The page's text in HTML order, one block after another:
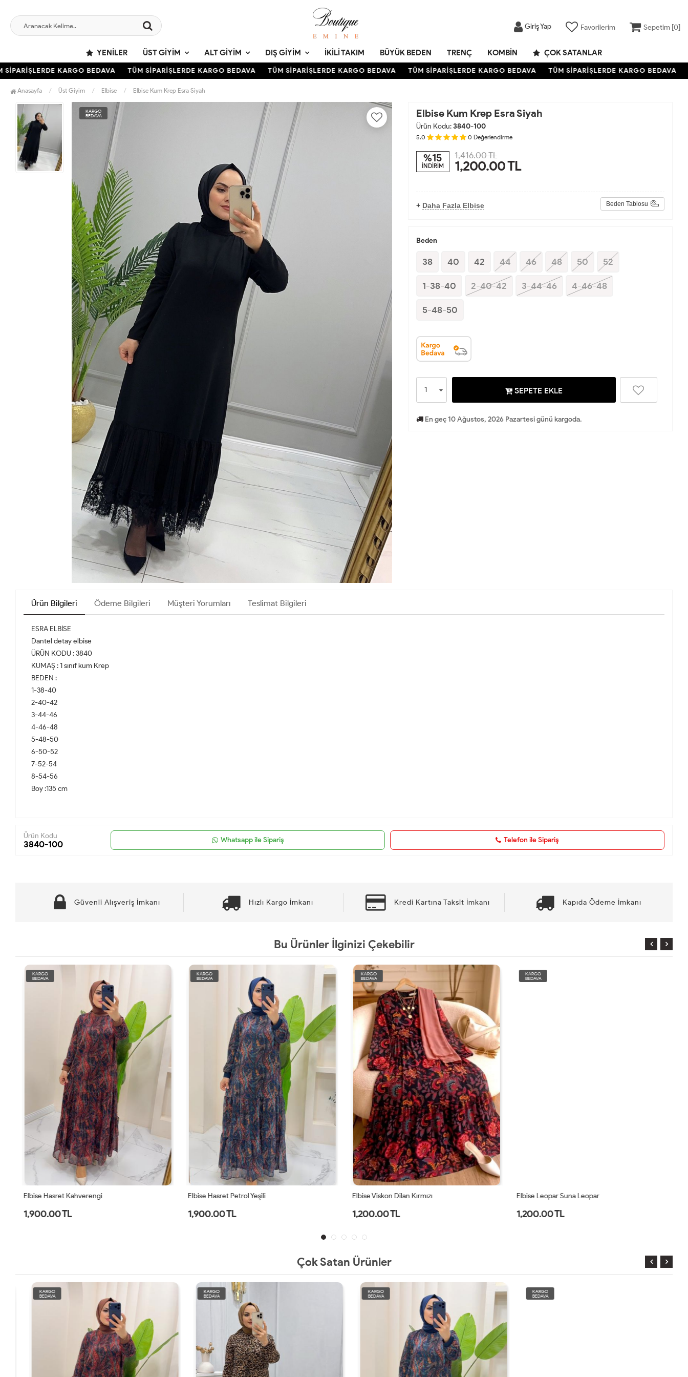
Giriş Yap Favorilerim Sepetim [0]
YENILER ÜST GIYIM ALT GIYIM DIŞ GIYIM İKILI TAKIM BÜYÜK BEDEN TRENÇ KOMBIN ÇOK SATANLAR
KARGO BEDAVA TÜM SİPARİŞLERDE KARGO BEDAVA TÜM SİPARİŞLERDE KARGO BEDAVA TÜM SİPARİŞLERDE KARGO BEDAVA TÜM SİPARİŞLERDE KARGO BEDAVA
Anasayfa Üst Giyim Elbise Elbise Kum Krep Esra Siyah
KARGO
BEDAVA
Elbise Kum Krep Esra Siyah
Ürün Kodu:3840-100
5.0 0 Değerlendirme
%15
İNDİRİM
1,416.00 TL
1,200.00TL
+ Daha Fazla Elbise Beden Tablosu
Beden
38 40 42 44 46 48 50 52
1-38-40 2-40-42 3-44-46 4-46-48
5-48-50
SEPETE EKLE
En geç 10 Ağustos, 2026 Pazartesi günü kargoda.
Ürün Bilgileri Ödeme Bilgileri Müşteri Yorumları Teslimat Bilgileri
ESRA ELBİSE
Dantel detay elbise
ÜRÜN KODU : 3840
KUMAŞ : 1 sınıf kum Krep
BEDEN :
1-38-40
2-40-42
3-44-46
4-46-48
5-48-50
6-50-52
7-52-54
8-54-56
Boy :135 cm
Ürün Kodu
3840-100 Whatsapp ile Sipariş Telefon ile Sipariş
Güvenli Alışveriş İmkanı Hızlı Kargo İmkanı Kredi Kartına Taksit İmkanı Kapıda Ödeme İmkanı
Bu Ürünler İlginizi Çekebilir
KARGO
BEDAVA
Elbise Hasret Kahverengi
1,900.00 TL
KARGO
BEDAVA
Elbise Hasret Petrol Yeşili
1,900.00 TL
KARGO
BEDAVA
Elbise Viskon Dilan Kırmızı
1,200.00 TL
KARGO
BEDAVA
Elbise Leopar Suna Leopar
1,200.00 TL
Çok Satan Ürünler
KARGO
BEDAVA
KARGO
BEDAVA
KARGO
BEDAVA
KARGO
BEDAVA